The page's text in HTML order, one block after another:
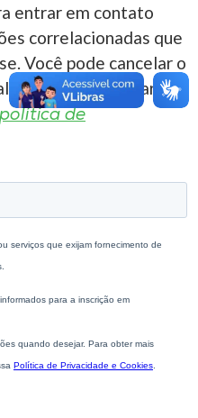
entrar em contato
correlacionadas que
Você pode cancelar o
momento. Para
política de